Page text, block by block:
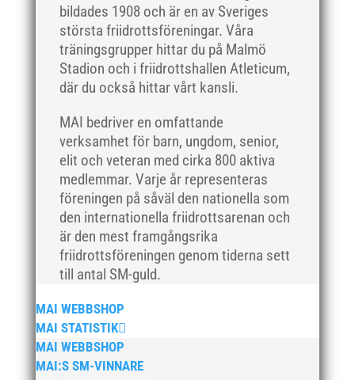
bildades 1908 och är en av Sveriges
största friidrottsföreningar. Våra
träningsgrupper hittar du på Malmö
Stadion och i friidrottshallen Atleticum,
där du också hittar vårt kansli.
MAI bedriver en omfattande
verksamhet för barn, ungdom, senior,
elit och veteran med cirka 800 aktiva
medlemmar. Varje år representeras
föreningen på såväl den nationella som
den internationella friidrottsarenan och
är den mest framgångsrika
friidrottsföreningen genom tiderna sett
till antal SM-guld.
MAI WEBBSHOP
MAI STATISTIK
MAI WEBBSHOP
MAI:S SM-VINNARE
januari 2019
december 2018
november 2018
oktober 2018
augusti 2018
juli 2018
juni 2018
maj 2018
april 2018
mars 2018
februari 2018
januari 2018
december 2017
november 2017
oktober 2017